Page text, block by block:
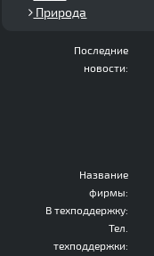
Природа
Последние
новости:
Название
фирмы:
В техподдержку:
Тел.
техподдержки: